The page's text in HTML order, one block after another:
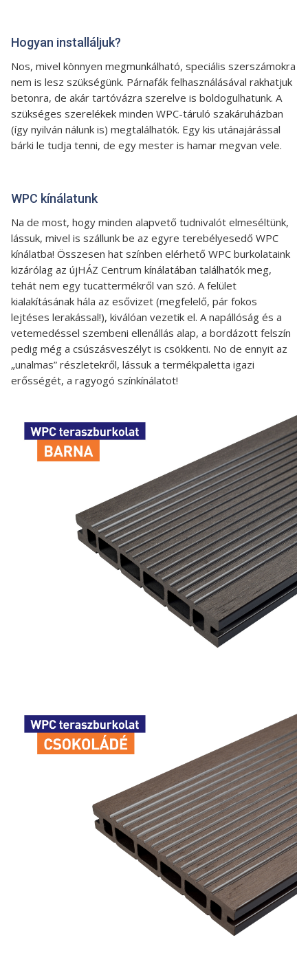
Hogyan installáljuk?
Nos, mivel könnyen megmunkálható, speciális szerszámokra
nem is lesz szükségünk. Párnafák felhasználásával rakhatjuk
betonra, de akár tartóvázra szerelve is boldogulhatunk. A
szükséges szerelékek minden WPC-táruló szakáruházban
(így nyilván nálunk is) megtalálhatók. Egy kis utánajárással
bárki le tudja tenni, de egy mester is hamar megvan vele.
WPC kínálatunk
Na de most, hogy minden alapvető tudnivalót elmeséltünk,
lássuk, mivel is szállunk be az egyre terebélyesedő WPC
kínálatba! Összesen hat színben elérhető WPC burkolataink
kizárólag az újHÁZ Centrum kínálatában találhatók meg,
tehát nem egy tucattermékről van szó. A felület
kialakításának hála az esővizet (megfelelő, pár fokos
lejtéses lerakással!), kiválóan vezetik el. A napállóság és a
vetemedéssel szembeni ellenállás alap, a bordázott felszín
pedig még a csúszásveszélyt is csökkenti. No de ennyit az
„unalmas” részletekről, lássuk a termékpaletta igazi
erősségét, a ragyogó színkínálatot!